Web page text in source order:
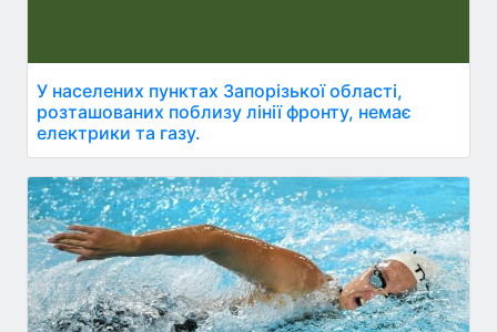
У населених пунктах Запорізької області,
розташованих поблизу лінії фронту, немає
електрики та газу.